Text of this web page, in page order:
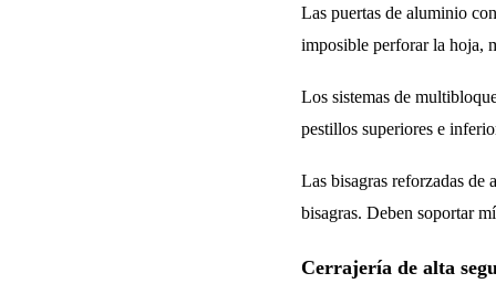
Las puertas de aluminio
imposible perforar la hoja,
Los sistemas de
pestillos superiores e
Las bisagras reforzadas de
bisagras. Deben soportar
Cerrajería de alta